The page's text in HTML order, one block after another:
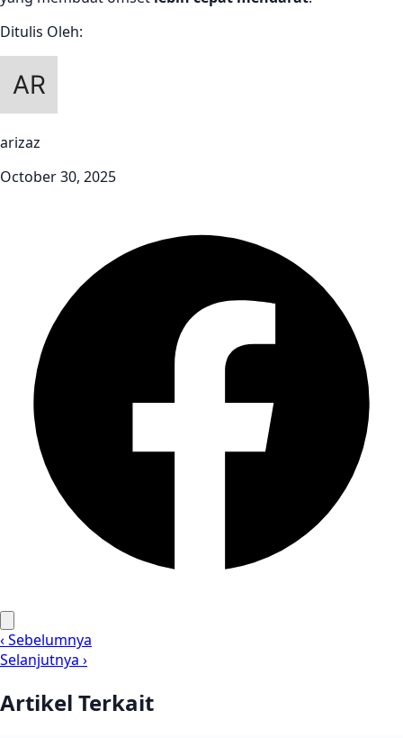
Ditulis Oleh:
arizaz
October 30, 2025
‹ Sebelumnya
Selanjutnya ›
Artikel Terkait